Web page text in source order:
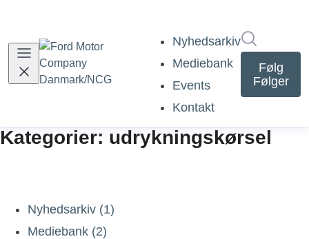
Nyhedsarkiv
Mediebank
Events
Kontakt
Følg
Følger
Kategorier: udrykningskørsel
Nyhedsarkiv (1)
Mediebank (2)